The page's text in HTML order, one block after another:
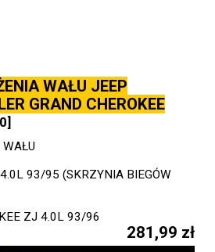
WAŁU JEEP
GRAND CHEROKEE
93/95 (SKRZYNIA BIEGÓW
ZJ 4.0L 93/96
281,99 zł